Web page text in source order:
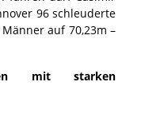
96 schleuderte
auf 70,23m –
mit starken